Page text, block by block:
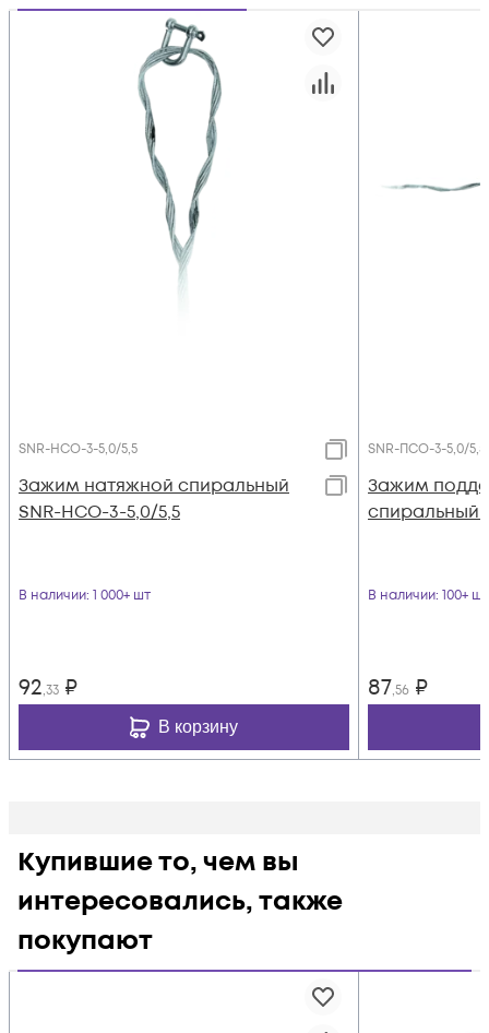
SNR-НСО-3-5,0/5,5
Зажим натяжной спиральный
SNR-НСО-3-5,0/5,5
В наличии: 1 000+ шт
92,33 ₽
В корзину
SNR-ПСО-3-5,0/5,5
Зажим
спиральный
В наличии: 100+ шт
87,56 ₽
Купившие то, чем вы
интересовались, также
покупают